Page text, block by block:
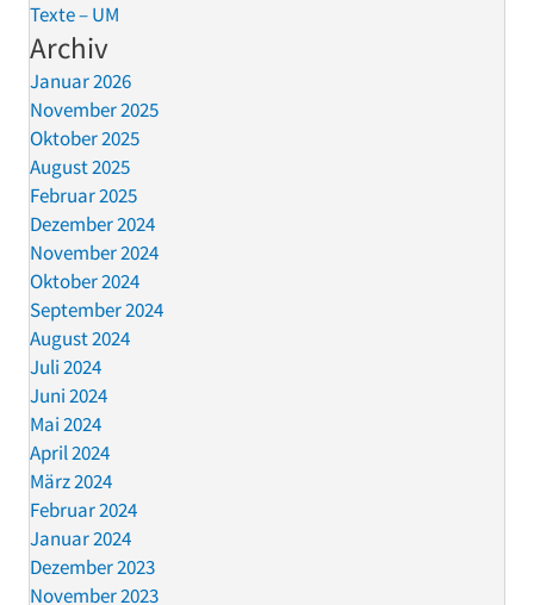
Texte – UM
Archiv
Januar 2026
November 2025
Oktober 2025
August 2025
Februar 2025
Dezember 2024
November 2024
Oktober 2024
September 2024
August 2024
Juli 2024
Juni 2024
Mai 2024
April 2024
März 2024
Februar 2024
Januar 2024
Dezember 2023
November 2023